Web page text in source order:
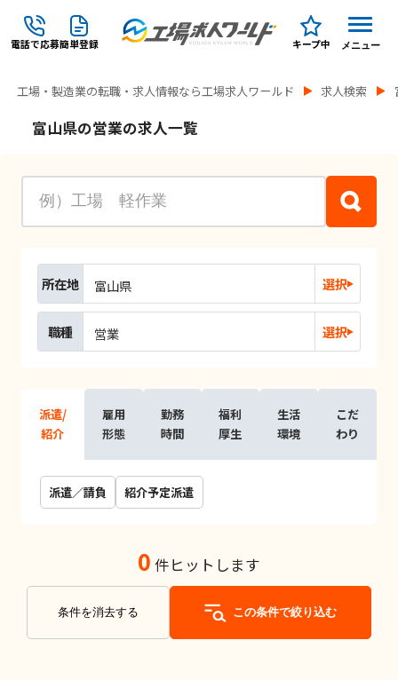
電話で応募簡単登録 キープ中 メニュー
工場・製造業の転職・求人情報なら工場求人ワールド 求人検索
富山県の営業の求人一覧
所在地 富山県 選択
職種 営業 選択
派遣/
紹介
雇用
形態
勤務
時間
福利
厚生
生活
環境
こだ
わり
派遣／請負 紹介予定派遣
0 件ヒットします
条件を消去する この条件で絞り込む